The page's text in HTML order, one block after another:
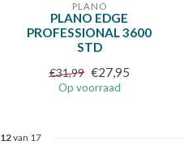
PLANO
PLANO EDGE
PROFESSIONAL 3600
STD
€31,99 €27,95
Op voorraad
12van 17